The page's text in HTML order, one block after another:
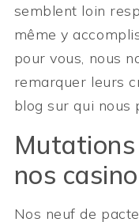
semblent loin
même y
pour vous, nous
remarquer leurs
blog sur qui nous
Mutations
nos
Nos neuf de